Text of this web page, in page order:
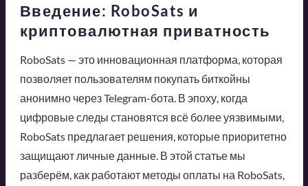
Введение: RoboSats и
криптовалютная приватность
RoboSats — это инновационная платформа, которая
позволяет пользователям покупать биткойны
анонимно через Telegram-бота. В эпоху, когда
цифровые следы становятся всё более уязвимыми,
RoboSats предлагает решения, которые приоритетно
защищают личные данные. В этой статье мы
разберём, как работают методы оплаты на RoboSats,